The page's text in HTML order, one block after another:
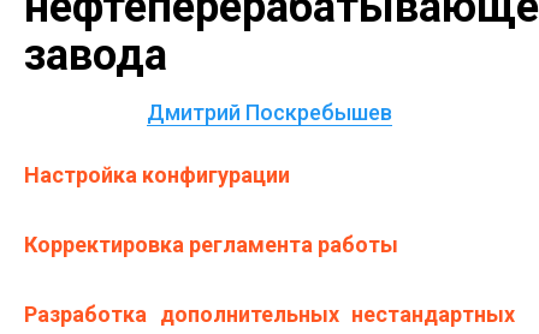
завода
Дмитрий Поскребышев
Настройка конфигурации
Корректировка регламента работы
Разработка дополнительных нестандартных